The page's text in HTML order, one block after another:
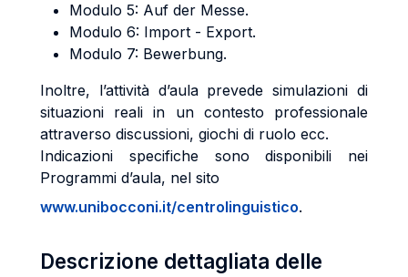
Modulo 5: Auf der Messe.
Modulo 6: Import - Export.
Modulo 7: Bewerbung.
Inoltre, l’attività d’aula prevede simulazioni di
situazioni reali in un contesto professionale
attraverso discussioni, giochi di ruolo ecc.
Indicazioni specifiche sono disponibili nei
Programmi d’aula, nel sito
www.unibocconi.it/centrolinguistico.
Descrizione dettagliata delle